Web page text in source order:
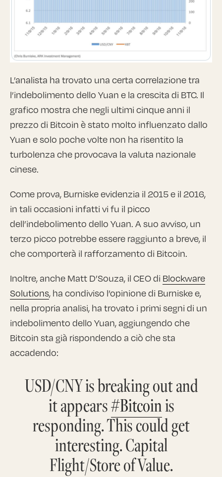
L’analista ha trovato una certa correlazione tra
l’indebolimento dello Yuan e la crescita di BTC. Il
grafico mostra che negli ultimi cinque anni il
prezzo di Bitcoin è stato molto influenzato dallo
Yuan e solo poche volte non ha risentito la
turbolenza che provocava la valuta nazionale
cinese.
Come prova, Burniske evidenzia il 2015 e il 2016,
in tali occasioni infatti vi fu il picco
dell’indebolimento dello Yuan. A suo avviso, un
terzo picco potrebbe essere raggiunto a breve, il
che comporterà il rafforzamento di Bitcoin.
Inoltre, anche Matt D’Souza, il CEO di Blockware
Solutions, ha condiviso l’opinione di Burniske e,
nella propria analisi, ha trovato i primi segni di un
indebolimento dello Yuan, aggiungendo che
Bitcoin sta già rispondendo a ciò che sta
accadendo:
USD/CNY is breaking out and
it appears#Bitcoinis
responding. This could get
interesting. Capital
Flight/Store of Value.